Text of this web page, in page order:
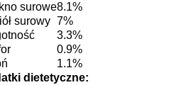
surowe8.1%
surowy 7%
3.3%
0.9%
1.1%
dietetyczne: